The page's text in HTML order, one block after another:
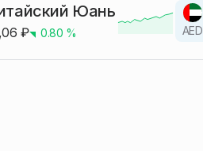
Юань
₽ 0.80 % AED